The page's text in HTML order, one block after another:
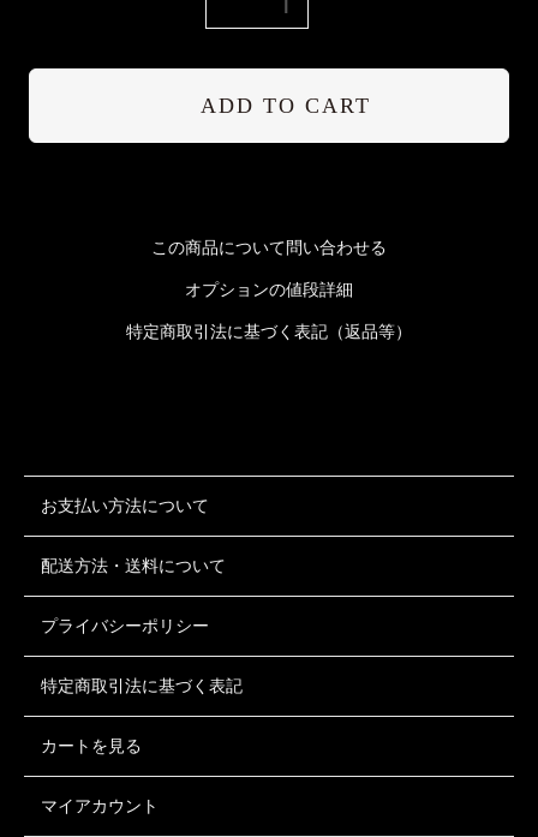
ADD TO CART
この商品について問い合わせる
オプションの値段詳細
特定商取引法に基づく表記（返品等）
お支払い方法について
配送方法・送料について
プライバシーポリシー
特定商取引法に基づく表記
カートを見る
マイアカウント